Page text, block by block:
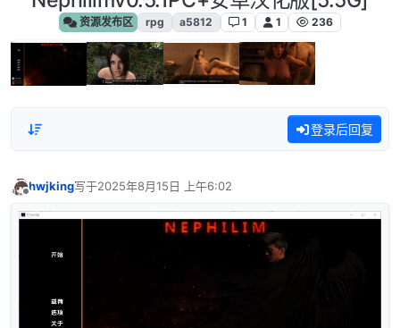
资源发布区 rpg a5812 1 1 236
登录后回复
hwjking写于2025年8月15日 上午6:02
最后由 编辑